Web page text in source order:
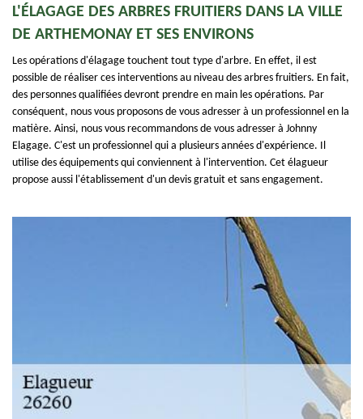
L'ÉLAGAGE DES ARBRES FRUITIERS DANS LA VILLE
DE ARTHEMONAY ET SES ENVIRONS
Les opérations d'élagage touchent tout type d'arbre. En effet, il est
possible de réaliser ces interventions au niveau des arbres fruitiers. En fait,
des personnes qualifiées devront prendre en main les opérations. Par
conséquent, nous vous proposons de vous adresser à un professionnel en la
matière. Ainsi, nous vous recommandons de vous adresser à Johnny
Elagage. C'est un professionnel qui a plusieurs années d'expérience. Il
utilise des équipements qui conviennent à l'intervention. Cet élagueur
propose aussi l'établissement d'un devis gratuit et sans engagement.